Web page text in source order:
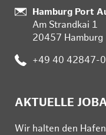
:
Hamburg Port
Am Strandkai 1
20457 Hamburg
: +49 40 42847-0
AKTUELLE
Wir hal­ten den